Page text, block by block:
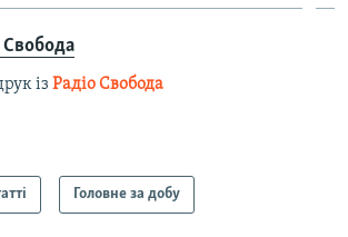
Свобода
із Радіо Свобода
Головне за добу